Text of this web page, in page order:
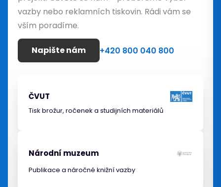
vazby nebo reklamních tiskovin. Rádi vám se
vším poradíme.
Napište nám +420 800 040 800
ČVUT
Tisk brožur, ročenek a studijních materiálů
Národní muzeum
Publikace a náročné knižní vazby